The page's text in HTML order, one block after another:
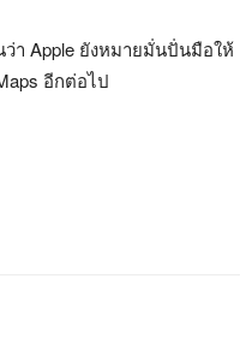
า Apple ยังหมายมั่นปั่นมือให้
อีกต่อไป